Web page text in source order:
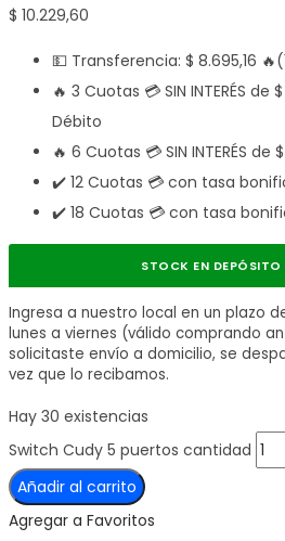
$ 10.229,60
💵 Transferencia: $ 8.695,16
🔥 3 Cuotas 💳 SIN INTERÉS de $
Débito
🔥 6 Cuotas 💳 SIN INTERÉS de $
✔️ 12 Cuotas 💳 con tasa
✔️ 18 Cuotas 💳 con tasa
STOCK EN DEPÓSITO
Ingresa a nuestro local en un plazo
lunes a viernes (válido comprando
solicitaste envío a domicilio, se
vez que lo recibamos.
Hay 30 existencias
Switch Cudy 5 puertos cantidad
Añadir al carrito
Agregar a Favoritos